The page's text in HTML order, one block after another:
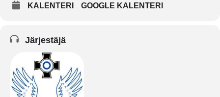
KALENTERI GOOGLE KALENTERI
Järjestäjä